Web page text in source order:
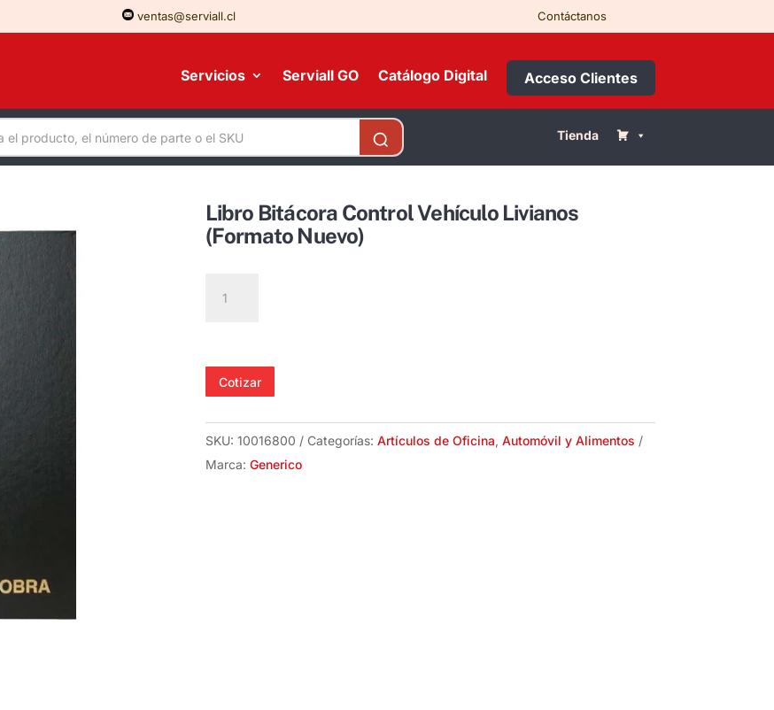
ventas@serviall.cl Contáctanos
Servicios Serviall GO Catálogo Digital Acceso Clientes
Tienda
Libro Bitácora Control Vehículo Livianos
(Formato Nuevo)
Bitácora
Livianos
Nuevo)
cantidad
Cotizar
SKU: 10016800 Categorías: Artículos de Oficina, Automóvil y Alimentos
Marca: Generico